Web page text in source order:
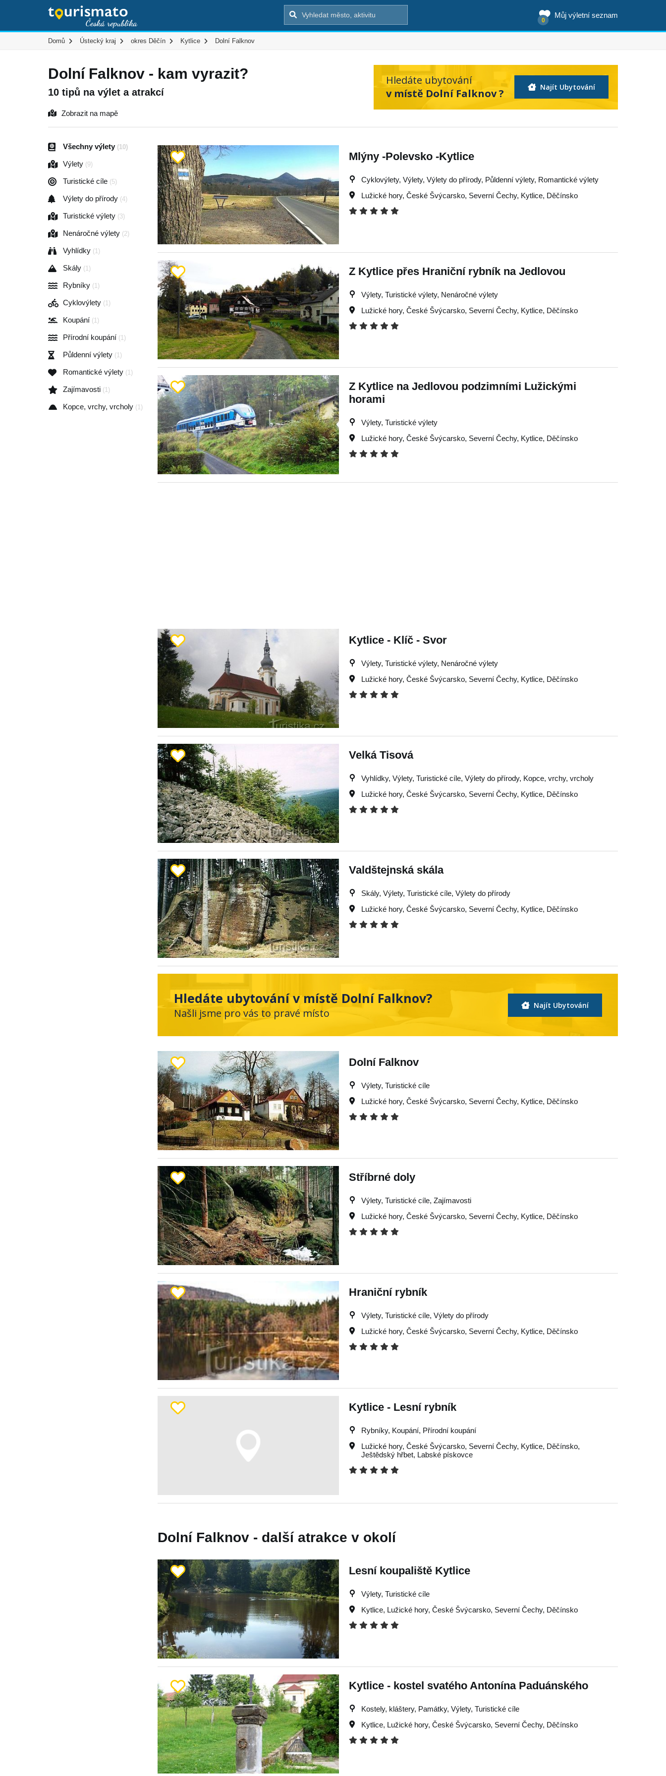
Můj výletní seznam
0
Domů Ústecký kraj okres Děčín Kytlice Dolní Falknov
Dolní Falknov - kam vyrazit?
10 tipů na výlet a atrakcí
Hledáte ubytování
v místě Dolní Falknov ?
Najít Ubytování
Zobrazit na mapě
Všechny výlety (10)
Výlety (9)
Turistické cíle (5)
Výlety do přírody (4)
Turistické výlety (3)
Nenáročné výlety (2)
Vyhlídky (1)
Skály (1)
Rybníky (1)
Cyklovýlety (1)
Koupání (1)
Přírodní koupání (1)
Půldenní výlety (1)
Romantické výlety (1)
Zajímavosti (1)
Kopce, vrchy, vrcholy (1)
Mlýny -Polevsko -Kytlice
Cyklovýlety, Výlety, Výlety do přírody, Půldenní výlety, Romantické výlety
Lužické hory, České Švýcarsko, Severní Čechy, Kytlice, Děčínsko
Z Kytlice přes Hraniční rybník na Jedlovou
Výlety, Turistické výlety, Nenáročné výlety
Lužické hory, České Švýcarsko, Severní Čechy, Kytlice, Děčínsko
Z Kytlice na Jedlovou podzimními Lužickými
horami
Výlety, Turistické výlety
Lužické hory, České Švýcarsko, Severní Čechy, Kytlice, Děčínsko
Kytlice - Klíč - Svor
Výlety, Turistické výlety, Nenáročné výlety
Lužické hory, České Švýcarsko, Severní Čechy, Kytlice, Děčínsko
Velká Tisová
Vyhlídky, Výlety, Turistické cíle, Výlety do přírody, Kopce, vrchy, vrcholy
Lužické hory, České Švýcarsko, Severní Čechy, Kytlice, Děčínsko
Valdštejnská skála
Skály, Výlety, Turistické cíle, Výlety do přírody
Lužické hory, České Švýcarsko, Severní Čechy, Kytlice, Děčínsko
Hledáte ubytování v místě Dolní Falknov?
Našli jsme pro vás to pravé místo
Najít Ubytování
Dolní Falknov
Výlety, Turistické cíle
Lužické hory, České Švýcarsko, Severní Čechy, Kytlice, Děčínsko
Stříbrné doly
Výlety, Turistické cíle, Zajímavosti
Lužické hory, České Švýcarsko, Severní Čechy, Kytlice, Děčínsko
Hraniční rybník
Výlety, Turistické cíle, Výlety do přírody
Lužické hory, České Švýcarsko, Severní Čechy, Kytlice, Děčínsko
Kytlice - Lesní rybník
Rybníky, Koupání, Přírodní koupání
Lužické hory, České Švýcarsko, Severní Čechy, Kytlice, Děčínsko,
Ještědský hřbet, Labské pískovce
Dolní Falknov - další atrakce v okolí
Lesní koupaliště Kytlice
Výlety, Turistické cíle
Kytlice, Lužické hory, České Švýcarsko, Severní Čechy, Děčínsko
Kytlice - kostel svatého Antonína Paduánského
Kostely, kláštery, Památky, Výlety, Turistické cíle
Kytlice, Lužické hory, České Švýcarsko, Severní Čechy, Děčínsko